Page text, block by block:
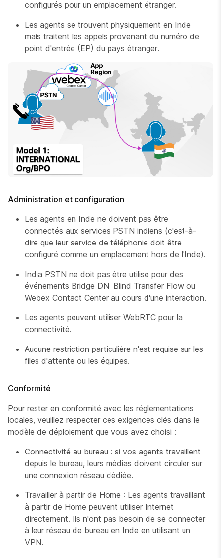
configurés pour un emplacement étranger.
Les agents se trouvent physiquement en Inde
mais traitent les appels provenant du numéro de
point d'entrée (EP) du pays étranger.
Administration et configuration
Les agents en Inde ne doivent pas être
connectés aux services PSTN indiens (c'est-à-
dire que leur service de téléphonie doit être
configuré comme un emplacement hors de l'Inde).
India PSTN ne doit pas être utilisé pour des
événements Bridge DN, Blind Transfer Flow ou
Webex Contact Center au cours d'une interaction.
Les agents peuvent utiliser WebRTC pour la
connectivité.
Aucune restriction particulière n'est requise sur les
files d'attente ou les équipes.
Conformité
Pour rester en conformité avec les réglementations
locales, veuillez respecter ces exigences clés dans le
modèle de déploiement que vous avez choisi :
Connectivité au bureau : si vos agents travaillent
depuis le bureau, leurs médias doivent circuler sur
une connexion réseau dédiée.
Travailler à partir de Home : Les agents travaillant
à partir de Home peuvent utiliser Internet
directement. Ils n'ont pas besoin de se connecter
à leur réseau de bureau en Inde en utilisant un
VPN.